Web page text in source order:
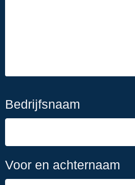
Bedrijfsnaam
Voor en achternaam